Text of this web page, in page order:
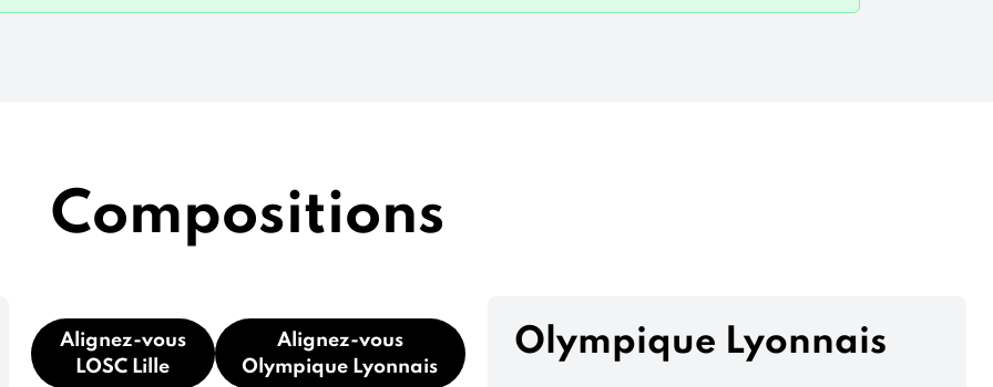
Compositions
Alignez-vous
LOSC Lille
Alignez-vous
Olympique Lyonnais
Olympique Lyonnais